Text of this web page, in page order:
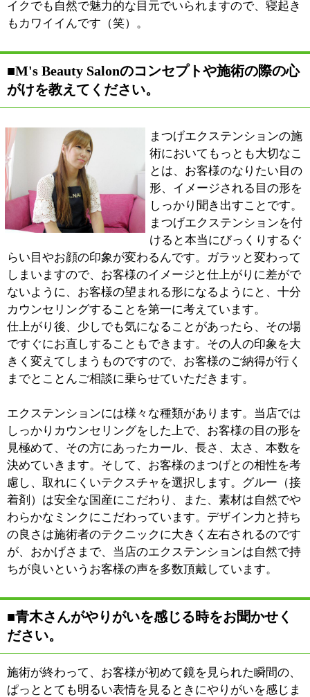
ださい。
すね。初めて施術を受けられたお客様は、ほとんどの方
が『わーーー』っと驚きの声をあげられて、すごく喜ん
でいただけます。リピーターになっていただけることは
もちろん、お友達にほめられたというお話や、ご紹介を
いただけたりすると、この仕事を選んで本当に良かった
最初は自分のために勉強を始めましたが、今では、お客
様のキレイをお手伝いすることができる、キレイになっ
て喜んでいただけるというところが私には天職なのでは
ないかと思います。
■最後に地域の皆様にメッセージをお願いしま
船堀駅の目の前という通いやすい立地にあり、深夜12時
まで営業しています。20代から60代まで幅広い年齢層の
お客様にご利用いただいています。施術ルーム内にお子
様が遊んだりDVDを見ることができるスペースを設けて
いますので、小さなお子様連れでも安心です。
ナチュラル、キュート、セクシー、ゴージャス等お客様
のなりたい目に合わせてデザインしていきます。
エクステンションの本数は制限していません。何本でも
付けていただけます。1週間以内の無料お直しも承りま
す。
高層マンションの一室にある眺望の良いホームサロン
で、アットホームな雰囲気の中、お客様のわがままにお
※上記記事は2010.7に取材掲載したものです。
個人の主観的な評価や情報時間の経過による変化などが
ございます事をご了承ください。
ジャンル :
●フェイシャル・美顔●脱毛●まつげ●耳つぼジ
ュエリー●リンパドレナージュ
TEL : 090-6169-0624
定休日 : 不定休
最寄駅 その他
:
WEB
:
駐車場 近隣コインパーキングあり